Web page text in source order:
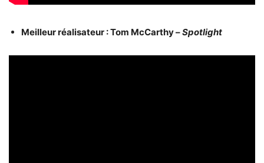
Meilleur réalisateur : Tom McCarthy –Spotlight